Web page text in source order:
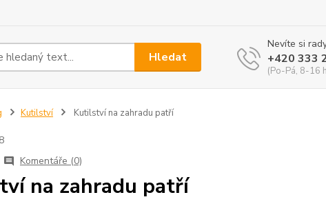
Hledat
Nevíte si
+420 333
(Po-Pá, 8-16
Kutilství Kutilství na zahradu patří
Komentáře (0)
na zahradu patří